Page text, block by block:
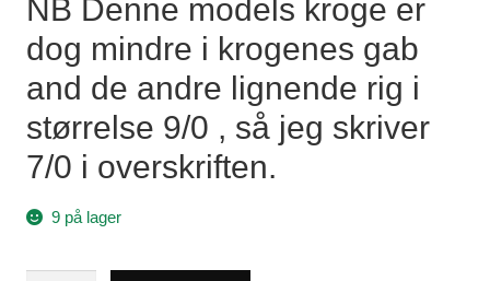
NB Denne models kroge er
dog mindre i krogenes gab
and de andre lignende rig i
størrelse 9/0 , så jeg skriver
7/0 i overskriften.
9 på lager